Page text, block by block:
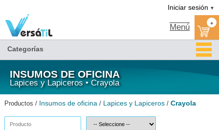
Iniciar sesión ▼
Menú +
Categorías
INSUMOS DE OFICINA
Lapices y Lapiceros • Crayola
Productos / Insumos de oficina / Lapices y Lapiceros / Crayola